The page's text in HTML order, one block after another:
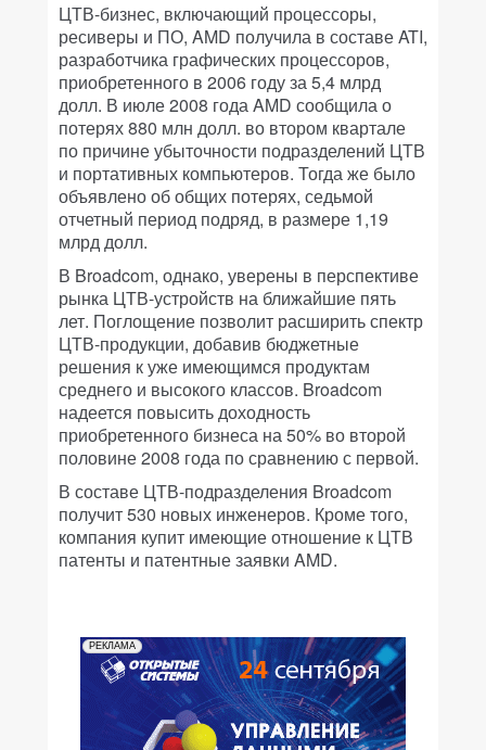
ЦТВ-бизнес, включающий процессоры,
ресиверы и ПО, AMD получила в составе ATI,
разработчика графических процессоров,
приобретенного в 2006 году за 5,4 млрд
долл. В июле 2008 года AMD сообщила о
потерях 880 млн долл. во втором квартале
по причине убыточности подразделений ЦТВ
и портативных компьютеров. Тогда же было
объявлено об общих потерях, седьмой
отчетный период подряд, в размере 1,19
млрд долл.
В Broadcom, однако, уверены в перспективе
рынка ЦТВ-устройств на ближайшие пять
лет. Поглощение позволит расширить спектр
ЦТВ-продукции, добавив бюджетные
решения к уже имеющимся продуктам
среднего и высокого классов. Broadcom
надеется повысить доходность
приобретенного бизнеса на 50% во второй
половине 2008 года по сравнению с первой.
В составе ЦТВ-подразделения Broadcom
получит 530 новых инженеров. Кроме того,
компания купит имеющие отношение к ЦТВ
патенты и патентные заявки AMD.
РЕКЛАМА